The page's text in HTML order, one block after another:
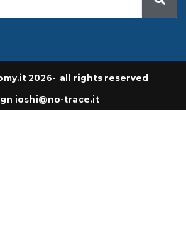
2026- all rights reserved
ioshi@no-trace.it